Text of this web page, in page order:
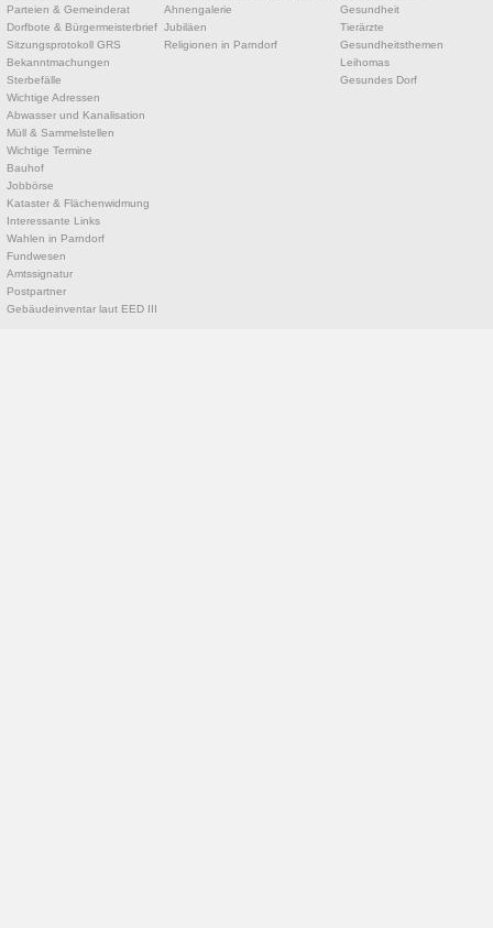
Parteien & Gemeinderat
Dorfbote & Bürgermeisterbrief
Sitzungsprotokoll GRS
Bekanntmachungen
Sterbefälle
Wichtige Adressen
Abwasser und Kanalisation
Müll & Sammelstellen
Wichtige Termine
Bauhof
Jobbörse
Kataster & Flächenwidmung
Interessante Links
Wahlen in Parndorf
Fundwesen
Amtssignatur
Postpartner
Gebäudeinventar laut EED III
Ahnengalerie
Jubiläen
Religionen in Parndorf
Gesundheit
Tierärzte
Gesundheitsthemen
Leihomas
Gesundes Dorf